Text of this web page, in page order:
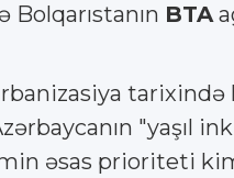
Bolqarıstanın BTA
"yaşıl
əsas prioriteti